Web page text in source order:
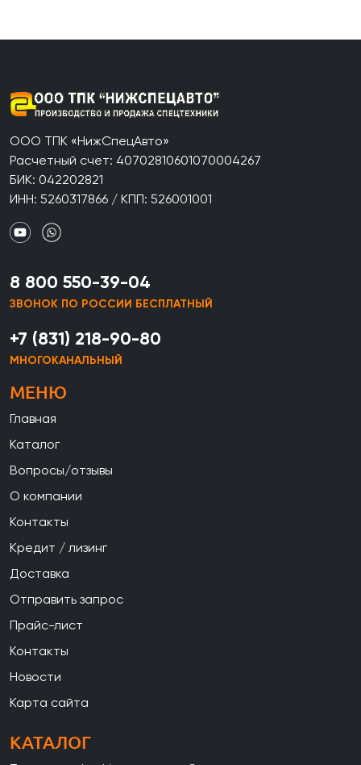
ООО ТПК «НижСпецАвто»
Расчетный счет: 40702810601070004267
БИК: 042202821
ИНН: 5260317866 / КПП: 526001001
8 800 550-39-04
ЗВОНОК ПО РОССИИ БЕСПЛАТНЫЙ
+7 (831) 218-90-80
МНОГОКАНАЛЬНЫЙ
МЕНЮ
Главная
Каталог
Вопросы/отзывы
О компании
Контакты
Кредит / лизинг
Доставка
Отправить запрос
Прайс-лист
Контакты
Новости
Карта сайта
КАТАЛОГ